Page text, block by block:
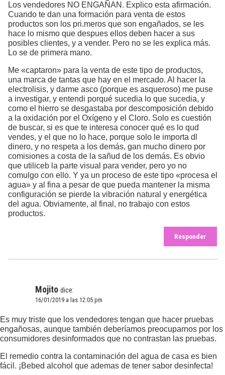
Los vendedores NO ENGAÑAN. Explico esta afirmación.
Cuando te dan una formación para venta de estos
productos son los pri.meros que son engañados, se les
hace lo mismo que despues ellos deben hacer a sus
posibles clientes, y a vender. Pero no se les explica más.
Lo se de primera mano.
Me «captaron» para la venta de este tipo de productos,
una marca de tantas que hay en el mercado. Al hacer la
electrolisis, y darme asco (porque es asqueroso) me puse
a investigar, y entendi porqué sucedia lo que sucedia, y
como el hierro se desgastaba por descomposición debido
a la oxidación por el Oxígeno y el Cloro. Solo es cuestión
de buscar, si es que te interesa conocer qué es lo qud
vendes, y el que no lo hace, porque solo le importa dl
dinero, y no respeta a los demás, gan mucho dinero por
comisiones a costa de la sañud de los demás. Es obvio
que utiliceb la parte visual para vender, pero yo no
comulgo con ello. Y ya un proceso de este tipo «procesa el
agua» y al fina a pesar de que pueda mantener la misma
configuración se pierde la vibración natural y energética
del agua. Obviamente, al final, no trabajo con estos
productos.
Responder
Mojito dice:
16/01/2019 a las 12:05 pm
Es muy triste que los vendedores tengan que hacer pruebas
engañosas, aunque también deberíamos preocuparnos por los
consumidores desinformados que no contrastan las pruebas.
El remedio contra la contaminación del agua de casa es bien
fácil. ¡Bebed alcohol que ademas de tener sabor desinfecta!